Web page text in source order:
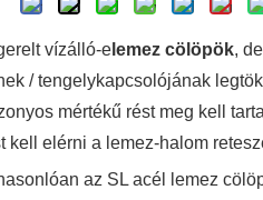
vízálló-e lemez cölöpök,
/ tengelykapcsolójának
mértékű rést meg kell
kell elérni a lemez-halom
az SL acél lemez